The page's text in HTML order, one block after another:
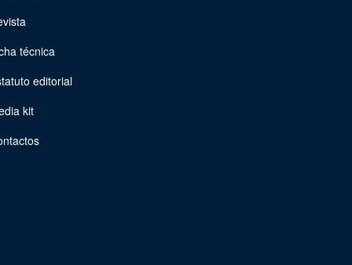
técnica
editorial
kit